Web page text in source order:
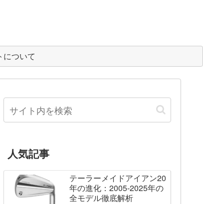
について
人気記事
テーラーメイドアイアン20
年の進化：2005-2025年の
全モデル徹底解析